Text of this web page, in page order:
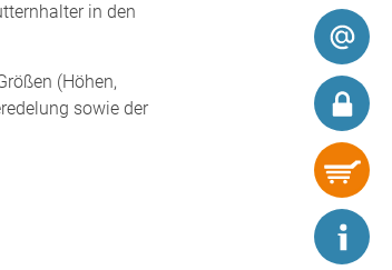
in den
(Höhen,
sowie der